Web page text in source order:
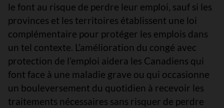
le font au risque de perdre leur emploi, sauf si les
provinces et les territoires établissent une loi
complémentaire pour protéger les emplois dans
un tel contexte. L’amélioration du congé avec
protection de l’emploi aidera les Canadiens qui
font face à une maladie grave ou qui occasionne
un bouleversement du quotidien à recevoir les
traitements nécessaires sans risquer de perdre